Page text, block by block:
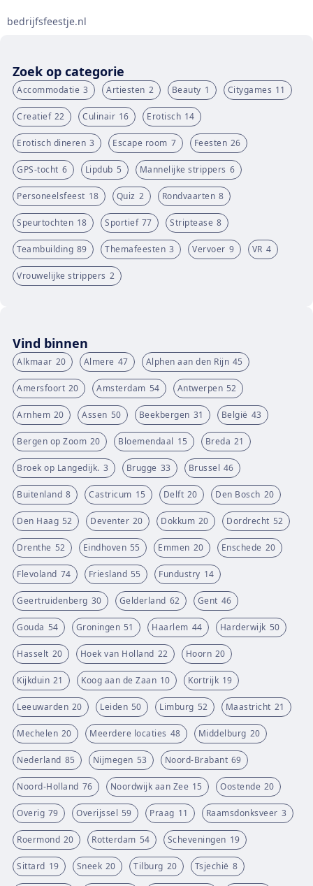
bedrijfsfeestje.nl
Zoek op categorie
Accommodatie 3 Artiesten 2 Beauty 1 Citygames 11
Creatief 22 Culinair 16 Erotisch 14
Erotisch dineren 3 Escape room 7 Feesten 26
GPS-tocht 6 Lipdub 5 Mannelijke strippers 6
Personeelsfeest 18 Quiz 2 Rondvaarten 8
Speurtochten 18 Sportief 77 Striptease 8
Teambuilding 89 Themafeesten 3 Vervoer 9 VR 4
Vrouwelijke strippers 2
Vind binnen
Alkmaar 20 Almere 47 Alphen aan den Rijn 45
Amersfoort 20 Amsterdam 54 Antwerpen 52
Arnhem 20 Assen 50 Beekbergen 31 België 43
Bergen op Zoom 20 Bloemendaal 15 Breda 21
Broek op Langedijk. 3 Brugge 33 Brussel 46
Buitenland 8 Castricum 15 Delft 20 Den Bosch 20
Den Haag 52 Deventer 20 Dokkum 20 Dordrecht 52
Drenthe 52 Eindhoven 55 Emmen 20 Enschede 20
Flevoland 74 Friesland 55 Fundustry 14
Geertruidenberg 30 Gelderland 62 Gent 46
Gouda 54 Groningen 51 Haarlem 44 Harderwijk 50
Hasselt 20 Hoek van Holland 22 Hoorn 20
Kijkduin 21 Koog aan de Zaan 10 Kortrijk 19
Leeuwarden 20 Leiden 50 Limburg 52 Maastricht 21
Mechelen 20 Meerdere locaties 48 Middelburg 20
Nederland 85 Nijmegen 53 Noord-Brabant 69
Noord-Holland 76 Noordwijk aan Zee 15 Oostende 20
Overig 79 Overijssel 59 Praag 11 Raamsdonksveer 3
Roermond 20 Rotterdam 54 Scheveningen 19
Sittard 19 Sneek 20 Tilburg 20 Tsjechië 8